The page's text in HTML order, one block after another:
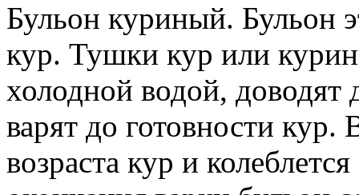
Бульон куриный. Бульон
кур. Тушки кур или
холодной водой,
варят до готовности кур.
возраста кур и